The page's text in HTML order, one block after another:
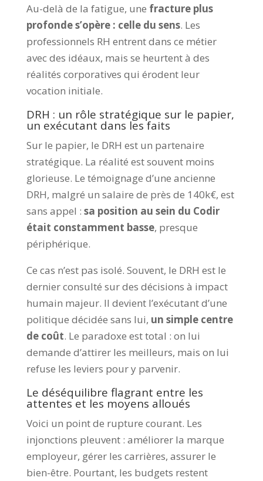
Au-delà de la fatigue, une fracture plus
profonde s’opère : celle du sens. Les
professionnels RH entrent dans ce métier
avec des idéaux, mais se heurtent à des
réalités corporatives qui érodent leur
vocation initiale.
DRH : un rôle stratégique sur le papier,
un exécutant dans les faits
Sur le papier, le DRH est un partenaire
stratégique. La réalité est souvent moins
glorieuse. Le témoignage d’une ancienne
DRH, malgré un salaire de près de 140k€, est
sans appel : sa position au sein du Codir
était constamment basse, presque
périphérique.
Ce cas n’est pas isolé. Souvent, le DRH est le
dernier consulté sur des décisions à impact
humain majeur. Il devient l’exécutant d’une
politique décidée sans lui, un simple centre
de coût. Le paradoxe est total : on lui
demande d’attirer les meilleurs, mais on lui
refuse les leviers pour y parvenir.
Le déséquilibre flagrant entre les
attentes et les moyens alloués
Voici un point de rupture courant. Les
injonctions pleuvent : améliorer la marque
employeur, gérer les carrières, assurer le
bien-être. Pourtant, les budgets restent